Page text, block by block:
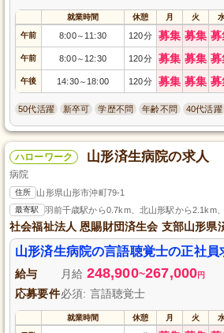
就業時間 休憩 月 火
午前 8:00～ 11:30 120分 募集 募集 募
午前 8:00～ 12:30 120分 募集 募集 募
午後 14:30～ 18:00 120分 募集 募集 募
50代活躍 新卒可 学歴不問 年齢不問 40代活躍
ハローワーク 山形済生病院の求人
病院
住所 山形県山形市沖町79-1
最寄駅 羽前千歳駅から0.7km、北山形駅から2.1km
社会福祉法人 恩賜財団済生会 支部山形県
山形済生病院の言語聴覚士の正社員
給与 月給 248,900~267,000円
応募要件必須: 言語聴覚士
就業時間 休憩 月 火